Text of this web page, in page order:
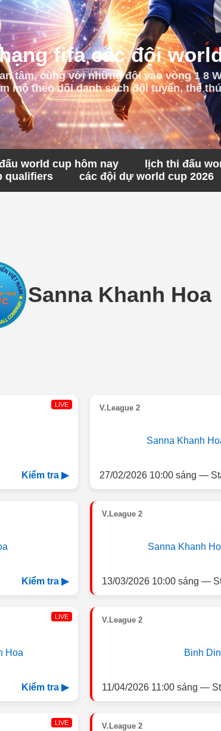
fifa các đội
tâm, cùng với những đội vào vòng 1 8
mộ theo dõi danh sách đội tuyển, thể
world cup hôm nay lịch thi đấu
qualifiers các đội dự world cup 2026
Sanna Khanh Hoa
LIVE
Kiểm tra ▶
V.League 2
Sanna Khanh
27/02/2026 10:00 sáng —
Kiểm tra ▶
V.League 2
Sanna Khanh
13/03/2026 10:00 sáng —
LIVE
Hoa
Kiểm tra ▶
V.League 2
Binh
11/04/2026 11:00 sáng —
LIVE V.League 2